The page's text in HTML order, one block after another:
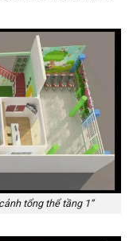
tổng thể tầng 1”